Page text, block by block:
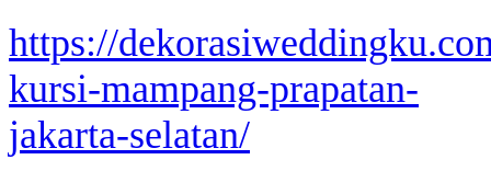
https://
kursi-mampang-prapatan-
jakarta-selatan/